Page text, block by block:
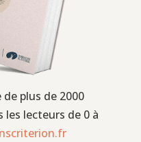
plus de 2000
lecteurs de 0 à